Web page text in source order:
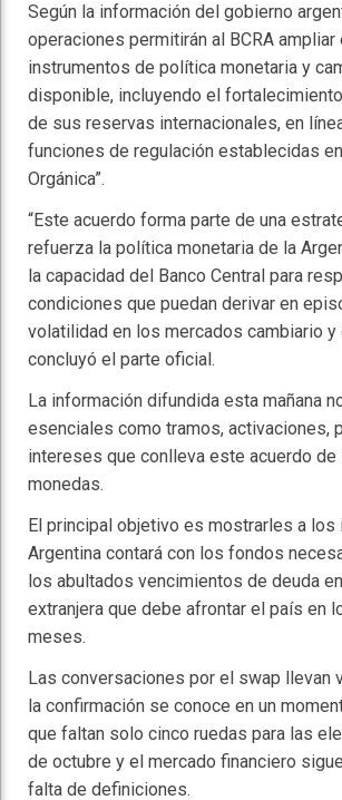
Según la información del gobierno
operaciones permitirán al BCRA ampliar
instrumentos de política monetaria y
disponible, incluyendo el
de sus reservas internacionales, en
funciones de regulación establecidas
Orgánica”.
“Este acuerdo forma parte de una
refuerza la política monetaria de la
la capacidad del Banco Central para
condiciones que puedan derivar en
volatilidad en los mercados cambiario y
concluyó el parte oficial.
La información difundida esta mañana
esenciales como tramos, activaciones,
intereses que conlleva este acuerdo de
monedas.
El principal objetivo es mostrarles a los
Argentina contará con los fondos
los abultados vencimientos de deuda
extranjera que debe afrontar el país en
meses.
Las conversaciones por el swap llevan
la confirmación se conoce en un
que faltan solo cinco ruedas para las
de octubre y el mercado financiero
falta de definiciones.